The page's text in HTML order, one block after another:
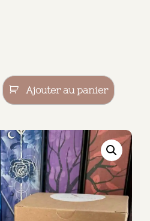
Ajouter au panier